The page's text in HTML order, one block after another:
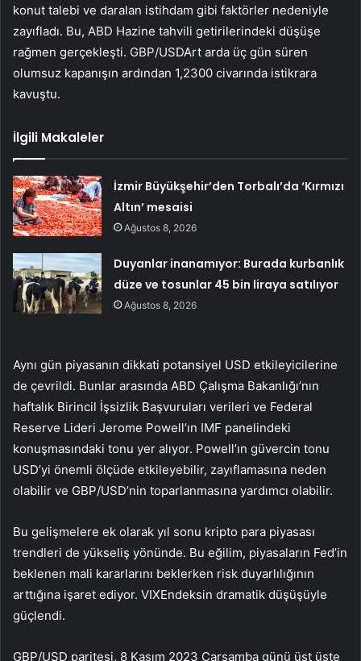
konut talebi ve daralan istihdam gibi faktörler nedeniyle
zayıfladı. Bu, ABD Hazine tahvili getirilerindeki düşüşe
rağmen gerçekleşti. GBP/USDArt arda üç gün süren
olumsuz kapanışın ardından 1,2300 civarında istikrara
kavuştu.
İlgili Makaleler
İzmir Büyükşehir’den Torbalı’da ‘Kırmızı
Altın’ mesaisi
Ağustos 8, 2026
Duyanlar inanamıyor: Burada kurbanlık
düze ve tosunlar 45 bin liraya satılıyor
Ağustos 8, 2026
Aynı gün piyasanın dikkati potansiyel USD etkileyicilerine
de çevrildi. Bunlar arasında ABD Çalışma Bakanlığı’nın
haftalık Birincil İşsizlik Başvuruları verileri ve Federal
Reserve Lideri Jerome Powell’ın IMF panelindeki
konuşmasındaki tonu yer alıyor. Powell’ın güvercin tonu
USD’yi önemli ölçüde etkileyebilir, zayıflamasına neden
olabilir ve GBP/USD’nin toparlanmasına yardımcı olabilir.
Bu gelişmelere ek olarak yıl sonu kripto para piyasası
trendleri de yükseliş yönünde. Bu eğilim, piyasaların Fed’in
beklenen mali kararlarını beklerken risk duyarlılığının
arttığına işaret ediyor. VIXEndeksin dramatik düşüşüyle ​​
güçlendi.
GBP/USD paritesi, 8 Kasım 2023 Çarşamba günü üst üste